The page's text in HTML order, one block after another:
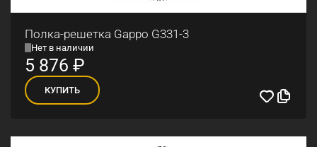
Полка-решетка Gappo G331-3
Нет в наличии
5 876 ₽
КУПИТЬ